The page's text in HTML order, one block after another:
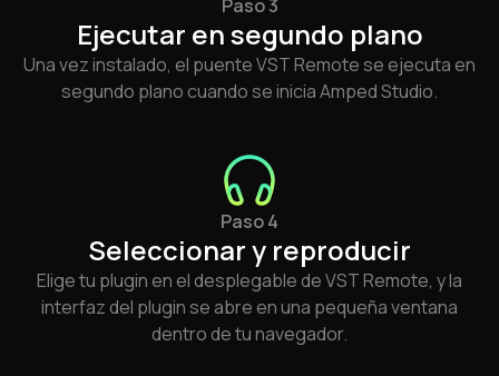
Paso 3
Ejecutar en segundo plano
Una vez instalado, el puente VST Remote se ejecuta en
segundo plano cuando se inicia Amped Studio.
Paso 4
Seleccionar y reproducir
Elige tu plugin en el desplegable de VST Remote, y la
interfaz del plugin se abre en una pequeña ventana
dentro de tu navegador.